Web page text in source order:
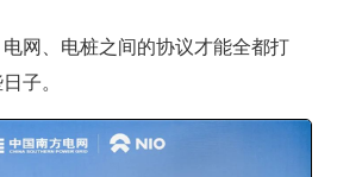
网、电桩之间的协议才能全都打
子。